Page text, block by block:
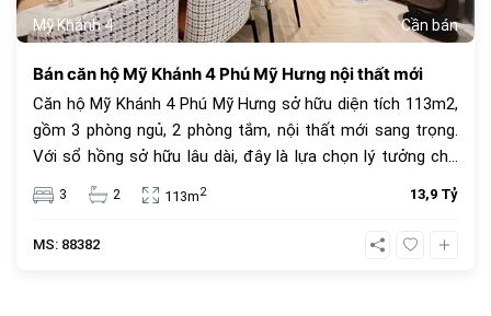
Mỹ Khánh 4 Cần bán
Bán căn hộ Mỹ Khánh 4 Phú Mỹ Hưng nội thất mới
Căn hộ Mỹ Khánh 4 Phú Mỹ Hưng sở hữu diện tích 113m2,
gồm 3 phòng ngủ, 2 phòng tắm, nội thất mới sang trọng.
Với sổ hồng sở hữu lâu dài, đây là lựa chọn lý tưởng cho
an cư và đầu tư. Giá bán 13.9 tỷ đồng, vị trí trung tâm, tiện
ích đầy đủ.
3 2 113m2 13,9 Tỷ
MS: 88382